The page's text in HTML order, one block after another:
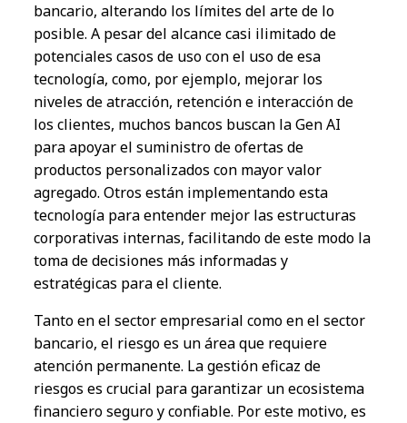
bancario, alterando los límites del arte de lo
posible. A pesar del alcancecasi ilimitado de
potenciales casos de uso conel uso deesa
tecnología,como, por ejemplo, mejorar los
niveles de atracción, retencióne interacciónde
los clientes, muchos bancos buscan laGen AI
para apoyarel suministrode ofertas de
productos personalizados con mayor valor
agregado. Otros están implementando esta
tecnología para entender mejor las estructuras
corporativas internas, facilitandode este modo la
toma de decisiones más informadasy
estratégicas parael cliente.
Tantoen el sector empresarialcomoenel sector
bancario,el riesgoes unárea que requiere
atención permanente. Lagestióneficaz de
riesgoses crucial para garantizar unecosistema
financiero seguroyconfiable. Por este motivo,es